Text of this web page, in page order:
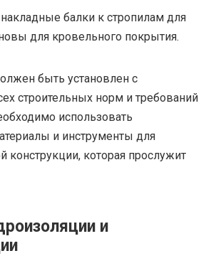
балки к стропилам для
для кровельного покрытия.
быть установлен с
строительных норм и требований
использовать
и инструменты для
конструкции, которая прослужит
и